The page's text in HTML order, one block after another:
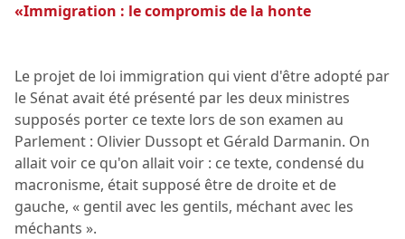
«Immigration : le compromis de la honte
Le projet de loi immigration qui vient d'être adopté par
le Sénat avait été présenté par les deux ministres
supposés porter ce texte lors de son examen au
Parlement : Olivier Dussopt et Gérald Darmanin. On
allait voir ce qu'on allait voir : ce texte, condensé du
macronisme, était supposé être de droite et de
gauche, « gentil avec les gentils, méchant avec les
méchants ».